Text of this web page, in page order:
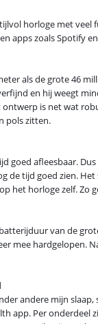
horloge met
apps zoals Spotify
als de grote 46
en hij weegt
is net wat
pols zitten.
goed afleesbaar.
de tijd goed zien.
het horloge zelf.
van de
mee hardgelopen.
andere mijn
app. Per onderdeel